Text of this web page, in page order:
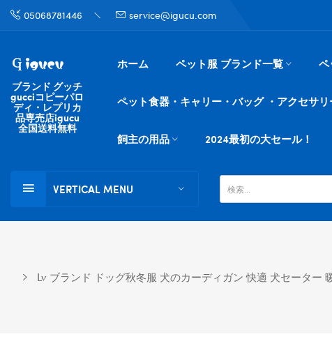
05068781446 service@igucu.com
ブランド グッチ
gucciコピーパロ
ディ・レプリカ
品専売店igucu
全国送料無料
ホーム ペット服 ブランド一覧 ペ
ペット食器・キャリー・バッグ ・アクセサリ
飼主の用品 2024最初の大セール！
VERTICAL MENU
Lv ブランド ドッグ秋冬服 犬のカーディガン 快適 犬セータ